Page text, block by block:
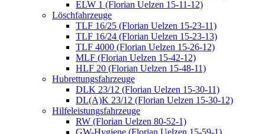
ELW 1 (Florian Uelzen 15-11-12)
Löschfahrzeuge
TLF 16/25 (Florian Uelzen 15-23-11)
TLF 16/24 (Florian Uelzen 15-23-13)
TLF 4000 (Florian Uelzen 15-26-12)
MLF (Florian Uelzen 15-42-12)
HLF 20 (Florian Uelzen 15-48-11)
Hubrettungsfahrzeuge
DLK 23/12 (Florian Uelzen 15-30-11)
DL(A)K 23/12 (Florian Uelzen 15-30-12)
Hilfeleistungsfahrzeuge
RW (Florian Uelzen 80-52-1)
GW-Hygiene (Florian Uelzen 15-59-1)